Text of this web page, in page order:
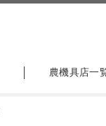
農機具店一